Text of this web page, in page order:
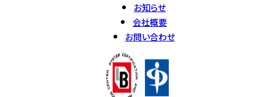
お知らせ
会社概要
お問い合わせ